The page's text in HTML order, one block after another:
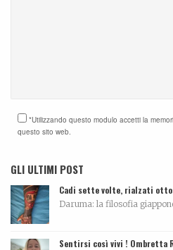
*Utilizzando questo modulo accetti la
questo sito web.
GLI ULTIMI POST
Cadi sette volte, rialzati
Daruma: la filosofia
Sentirsi così vivi ! Ombretta